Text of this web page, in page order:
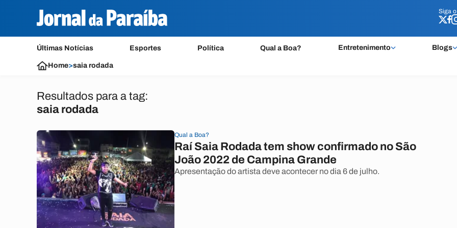
Siga o
Últimas Notícias Esportes Política Qual a Boa? Entretenimento Blogs
Siga o
Home>saia rodada
Resultados para a tag:
saia rodada
Qual a Boa?
Raí Saia Rodada tem show confirmado no São
João 2022 de Campina Grande
Apresentação do artista deve acontecer no dia 6 de julho.